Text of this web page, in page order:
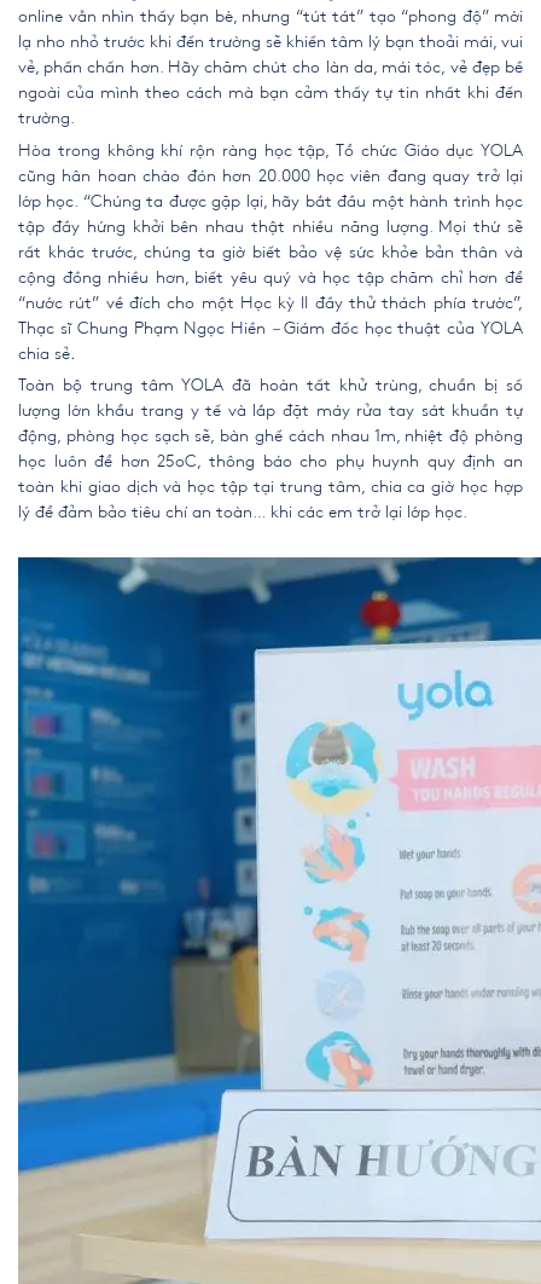
online vẫn nhìn thấy bạn bè, nhưng “tút tát” tạo “phong độ” mới
lạ nho nhỏ trước khi đến trường sẽ khiến tâm lý bạn thoải mái, vui
vẻ, phấn chấn hơn. Hãy chăm chút cho làn da, mái tóc, vẻ đẹp bề
ngoài của mình theo cách mà bạn cảm thấy tự tin nhất khi đến
trường.
Hòa trong không khí rộn ràng học tập, Tổ chức Giáo dục YOLA
cũng hân hoan chào đón hơn 20.000 học viên đang quay trở lại
lớp học. “Chúng ta được gặp lại, hãy bắt đầu một hành trình học
tập đầy hứng khởi bên nhau thật nhiều năng lượng. Mọi thứ sẽ
rất khác trước, chúng ta giờ biết bảo vệ sức khỏe bản thân và
cộng đồng nhiều hơn, biết yêu quý và học tập chăm chỉ hơn để
“nước rút” về đích cho một Học kỳ II đầy thử thách phía trước”,
Thạc sĩ Chung Phạm Ngọc Hiền – Giám đốc học thuật của YOLA
chia sẻ
Toàn bộ trung tâm YOLA đã hoàn tất khử trùng, chuẩn bị số
lượng lớn khẩu trang y tế và lắp đặt máy rửa tay sát khuẩn tự
động, phòng học sạch sẽ, bàn ghế cách nhau 1m, nhiệt độ phòng
học luôn để hơn 25oC, thông báo cho phụ huynh quy định an
toàn khi giao dịch và học tập tại trung tâm, chia ca giờ học hợp
lý để đảm bảo tiêu chí an toàn… khi các em trở lại lớp học.